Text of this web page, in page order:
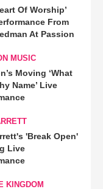
Of Worship’
From
At Passion
MUSIC
Moving ‘What
Name’ Live
'Break Open'
Live
KINGDOM